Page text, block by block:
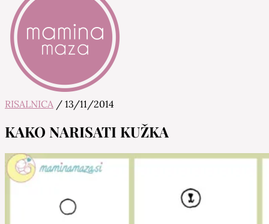
Mamina Maza
Blog & Portal za starše in bodoče starše
RISALNICA / 13/11/2014
KAKO NARISATI KUŽKA